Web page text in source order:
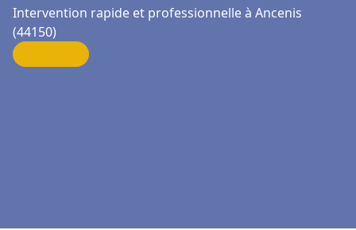
Intervention rapide et professionnelle à Ancenis
(44150)